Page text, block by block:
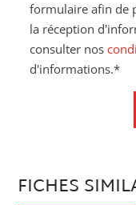
formulaire afin de
la réception
consulter nos
d'informations.*
FICHES